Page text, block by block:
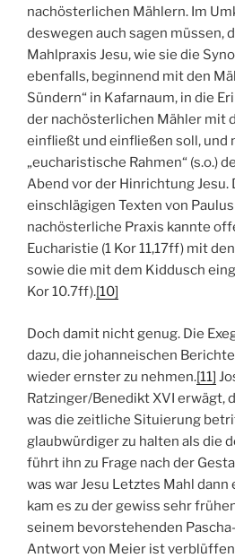
nachösterlichen Mählern. Im
deswegen auch sagen müssen,
Mahlpraxis Jesu, wie sie die
ebenfalls, beginnend mit den
Sündern“ in Kafarnaum, in die
der nachösterlichen Mähler mit
einfließt und einfließen soll, und
„eucharistische Rahmen“ (s.o.)
Abend vor der Hinrichtung Jesu.
einschlägigen Texten von
nachösterliche Praxis kannte
Eucharistie (1 Kor 11,17ff) mit
sowie die mit dem Kiddusch
Kor 10.7ff).[10]
Doch damit nicht genug. Die
dazu, die johanneischen
wieder ernster zu nehmen.[11]
Ratzinger/Benedikt XVI erwägt,
was die zeitliche Situierung
glaubwürdiger zu halten als die
führt ihn zu Frage nach der
was war Jesu Letztes Mahl
kam es zu der gewiss sehr
seinem bevorstehenden
Antwort von Meier ist